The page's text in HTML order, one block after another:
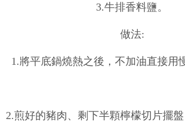
3.牛排香料鹽。
做法:
1.將平底鍋燒熱之後，不加油直接用
2.煎好的豬肉、剩下半顆檸檬切片擺